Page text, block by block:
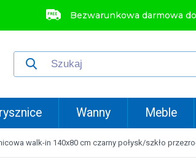
Bezwarunkowa darmowa
Wanny Meble
walk-in 140x80 cm czarny połysk/szkło